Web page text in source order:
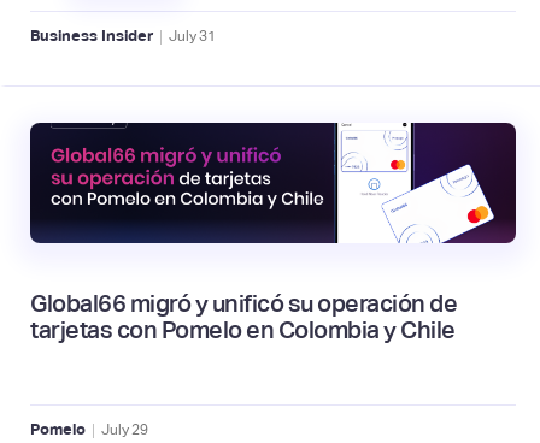
Business Insider | July31
Global66 migró y unificó su operación de
tarjetas con Pomelo en Colombia y Chile
Pomelo | July 29